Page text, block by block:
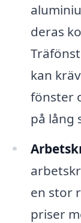
deras
kan
fönster
på lång
en stor
priser